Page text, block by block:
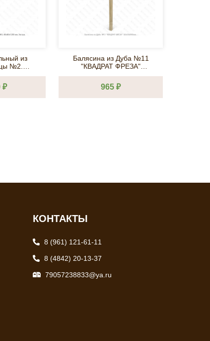
из
№2.
₽
Балясина из Дуба №11
"КВАДРАТ ФРЕЗА"
965 ₽
КОНТАКТЫ
8 (961) 121-61-11
8 (4842) 20-13-37
79057238833@ya.ru